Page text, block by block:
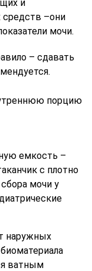
и
–они
мочи.
– сдавать
порцию
емкость –
с плотно
мочи у
наружных
ватным